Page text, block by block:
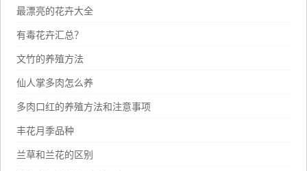
最漂亮的花卉大全
有毒花卉汇总？
文竹的养殖方法
仙人掌多肉怎么养
多肉口红的养殖方法和注意事项
丰花月季品种
兰草和兰花的区别